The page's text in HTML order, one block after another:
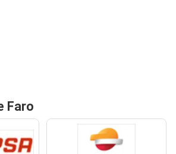
Faro